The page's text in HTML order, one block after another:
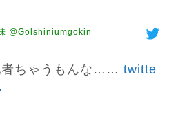
@Golshiniumgokin
者ちゃうもんな…… twitte